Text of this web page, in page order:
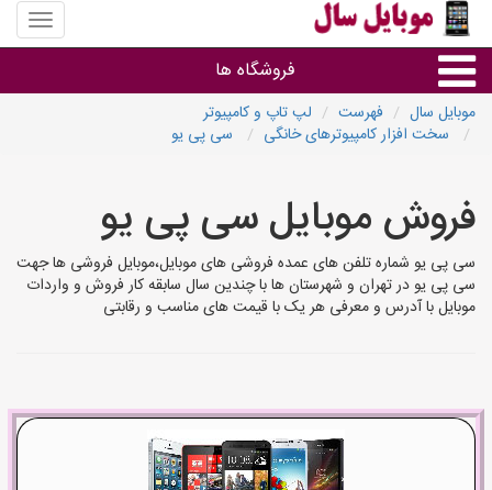
منوی
سایت
سال
فروشگاه ها
موبایل و تبلت
سایر گروه ها
فروشگاه های موبایل
موبایل سال فهرست
لپ تاپ و کامپیوتر
سخت افزار کامپیوترهای خانگی
سی پی یو
فروش موبایل سی پی یو
سی پی یو شماره تلفن های عمده فروشی های موبایل،موبایل فروشی ها جهت
سی پی یو در تهران و شهرستان ها با چندین سال سابقه کار فروش و واردات
موبایل با آدرس و معرفی هر یک با قیمت های مناسب و رقابتی